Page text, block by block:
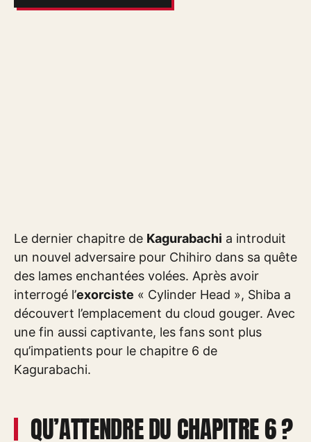
Le dernier chapitre de Kagurabachi a introduit
un nouvel adversaire pour Chihiro dans sa quête
des lames enchantées volées. Après avoir
interrogé l’exorciste « Cylinder Head », Shiba a
découvert l’emplacement du cloud gouger. Avec
une fin aussi captivante, les fans sont plus
qu’impatients pour le chapitre 6 de
Kagurabachi.
QU’ATTENDRE DU CHAPITRE 6 ?